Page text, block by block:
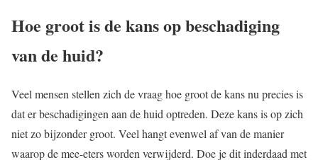
Hoe groot is de kans op beschadiging
van de huid?
Veel mensen stellen zich de vraag hoe groot de kans nu precies is
dat er beschadigingen aan de huid optreden. Deze kans is op zich
niet zo bijzonder groot. Veel hangt evenwel af van de manier
waarop de mee-eters worden verwijderd. Doe je dit inderdaad met